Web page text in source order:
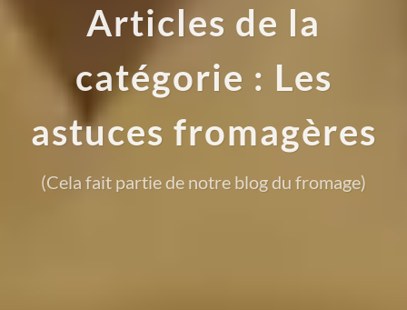
Articles de la
catégorie : Les
astuces fromagères
(Cela fait partie de notre blog du fromage)